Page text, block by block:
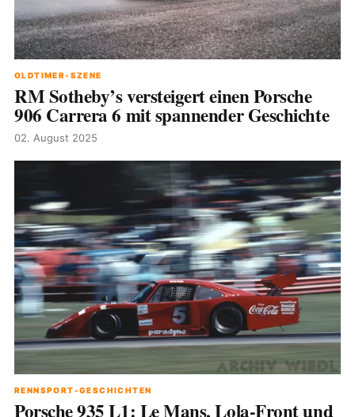
OLDTIMER-SZENE
RM Sotheby’s versteigert einen Porsche
906 Carrera 6 mit spannender Geschichte
02. August 2025
RENNSPORT-GESCHICHTEN
Porsche 935 L1: Le Mans, Lola-Front und